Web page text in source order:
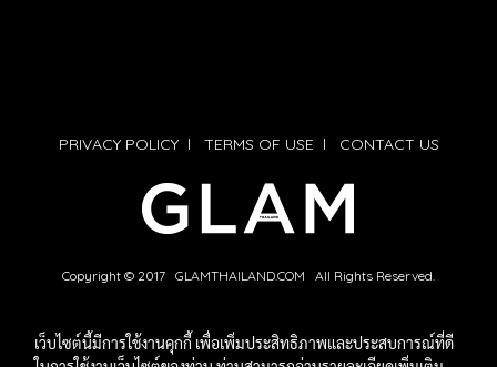
PRIVACY POLICYl TERMS OF USE l CONTACT US
Copyright © 2017 GLAMTHAILAND.COM All Rights Reserved.
เว็บไซต์นี้มีการใช้งานคุกกี้ เพื่อเพิ่มประสิทธิภาพและประสบการณ์ที่ดี